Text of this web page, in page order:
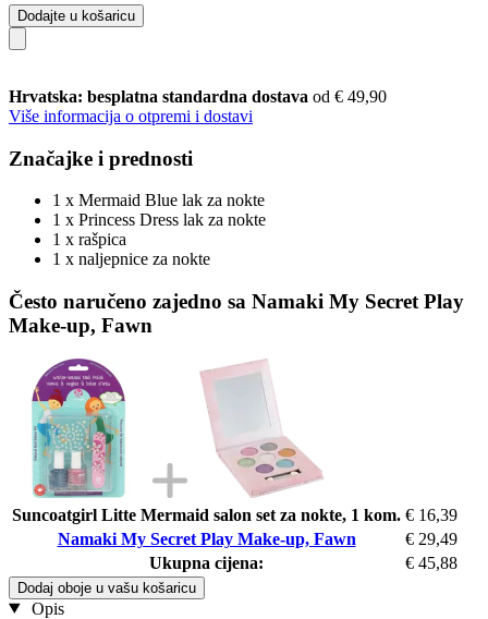
Dodajte u košaricu
Hrvatska: besplatna standardna dostava od € 49,90
Više informacija o otpremi i dostavi
Značajke i prednosti
1 x Mermaid Blue lak za nokte
1 x Princess Dress lak za nokte
1 x rašpica
1 x naljepnice za nokte
Često naručeno zajedno sa Namaki My Secret Play
Make-up, Fawn
Suncoatgirl Litte Mermaid salon set za nokte, 1 kom. € 16,39
Namaki My Secret Play Make-up, Fawn
€ 29,49
Ukupna cijena:
€ 45,88
Dodaj oboje u vašu košaricu
Opis